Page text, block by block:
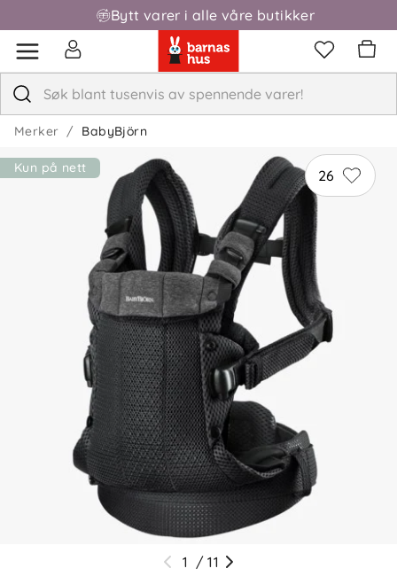
Bytt varer i alle våre butikker
Fri frakt over 1000,-
Merker BabyBjörn
26
Kun på nett
1 / 11